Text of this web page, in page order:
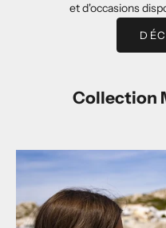
et d'occasions
Collection